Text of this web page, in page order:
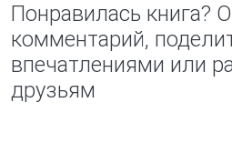
Понравилась книга?
комментарий,
впечатлениями или
друзьям